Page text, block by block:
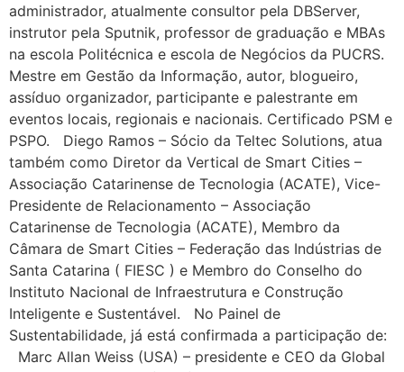
administrador, atualmente consultor pela DBServer,
instrutor pela Sputnik, professor de graduação e MBAs
na escola Politécnica e escola de Negócios da PUCRS.
Mestre em Gestão da Informação, autor, blogueiro,
assíduo organizador, participante e palestrante em
eventos locais, regionais e nacionais. Certificado PSM e
PSPO. Diego Ramos – Sócio da Teltec Solutions, atua
também como Diretor da Vertical de Smart Cities –
Associação Catarinense de Tecnologia (ACATE), Vice-
Presidente de Relacionamento – Associação
Catarinense de Tecnologia (ACATE), Membro da
Câmara de Smart Cities – Federação das Indústrias de
Santa Catarina ( FIESC ) e Membro do Conselho do
Instituto Nacional de Infraestrutura e Construção
Inteligente e Sustentável. No Painel de
Sustentabilidade, já está confirmada a participação de:
Marc Allan Weiss (USA) – presidente e CEO da Global